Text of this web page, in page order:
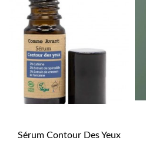
Sérum Contour Des Yeux